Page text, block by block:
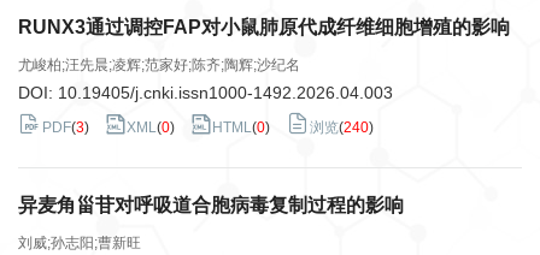
RUNX3通过调控FAP对小鼠肺原代成纤维细胞增殖的影响
尤峻柏;汪先晨;凌辉;范家好;陈齐;陶辉;沙纪名
DOI: 10.19405/j.cnki.issn1000-1492.2026.04.003
PDF(3) XML(0) HTML(0) 浏览(240)
异麦角甾苷对呼吸道合胞病毒复制过程的影响
刘威;孙志阳;曹新旺